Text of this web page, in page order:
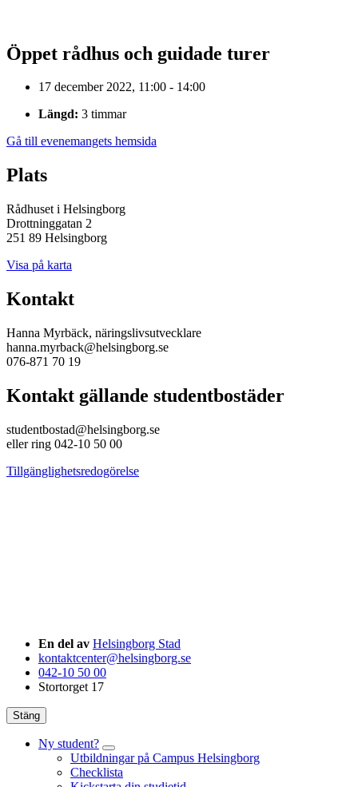
Öppet rådhus och guidade turer
17 december 2022, 11:00 - 14:00
Längd: 3 timmar
Gå till evenemangets hemsida
Plats
Rådhuset i Helsingborg
Drottninggatan 2
251 89 Helsingborg
Visa på karta
Kontakt
Hanna Myrbäck, näringslivsutvecklare
hanna.myrback@helsingborg.se
076-871 70 19
Kontakt gällande studentbostäder
studentbostad@helsingborg.se
eller ring 042-10 50 00
Tillgänglighetsredogörelse
En del av Helsingborg Stad
kontaktcenter@helsingborg.se
042-10 50 00
Stortorget 17
Stäng
Ny student?
Utbildningar på Campus Helsingborg
Checklista